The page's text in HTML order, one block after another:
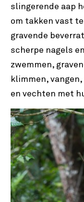
slingerende aap
om takken vast
gravende
scherpe nagels
zwemmen,
klimmen,
en vechten met